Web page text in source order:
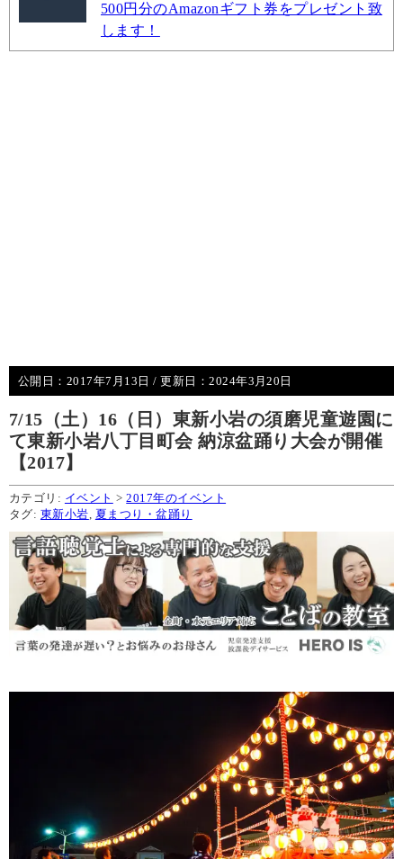
500円分のAmazonギフト券をプレゼント致
します！
公開日： 2017年7月13日 / 更新日：2024年3月20日
7/15（土）16（日）東新小岩の須磨児童遊園に
て東新小岩八丁目町会 納涼盆踊り大会が開催
【2017】
カテゴリ: イベント >2017年のイベント
タグ: 東新小岩 夏まつり・盆踊り